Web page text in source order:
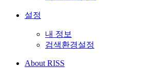
설정
내 정보
검색환경설정
About RISS